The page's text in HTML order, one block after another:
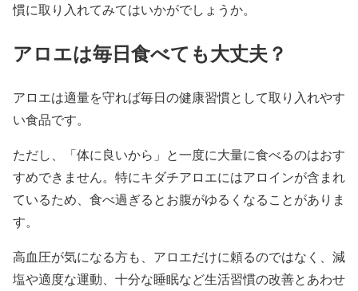
慣に取り入れてみてはいかがでしょうか。
アロエは毎日食べても大丈夫？
アロエは適量を守れば毎日の健康習慣として取り入れやす
い食品です。
ただし、「体に良いから」と一度に大量に食べるのはおす
すめできません。特にキダチアロエにはアロインが含まれ
ているため、食べ過ぎるとお腹がゆるくなることがありま
す。
高血圧が気になる方も、アロエだけに頼るのではなく、減
塩や適度な運動、十分な睡眠など生活習慣の改善とあわせ